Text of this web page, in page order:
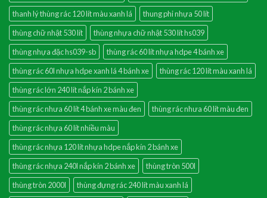
thanh lý thùng rác 120 lít màu xanh lá
thung phi nhựa 50 lít
thùng chữ nhật 530 lít
thùng nhựa chữ nhật 530 lít hs039
thùng nhựa đặc hs039-sb
thùng rác 60 lít nhựa hdpe 4 bánh xe
thùng rác 60l nhựa hdpe xanh lá 4 bánh xe
thùng rác 120 lít màu xanh lá
thùng rác lớn 240 lít nắp kín 2 bánh xe
thùng rác nhưa 60 lít 4 bánh xe màu đen
thùng rác nhưa 60 lít màu đen
thùng rác nhựa 60 lít nhiều màu
thùng rác nhựa 120 lít nhựa hdpe nắp kín 2 bánh xe
thùng rác nhựa 240l nắp kín 2 bánh xe
thùng tròn 500l
thùng tròn 2000l
thùng đựng rác 240 lít màu xanh lá